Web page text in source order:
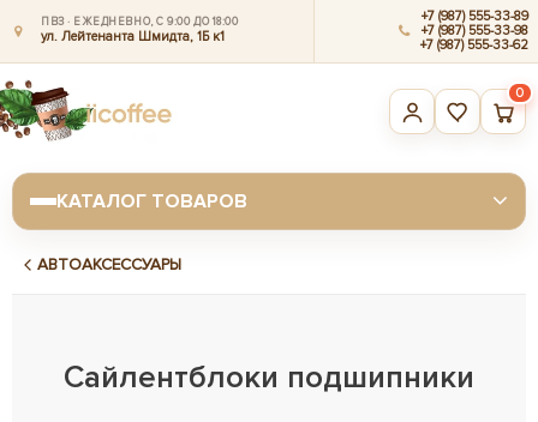
ПВЗ · ЕЖЕДНЕВНО, С 9:00 ДО 18:00
ул. Лейтенанта Шмидта, 1Б к1
+7 (987) 555-33-89
+7 (987) 555-33-98
+7 (987) 555-33-62
0
КАТАЛОГ ТОВАРОВ
АВТОАКСЕССУАРЫ
Сайлентблоки подшипники